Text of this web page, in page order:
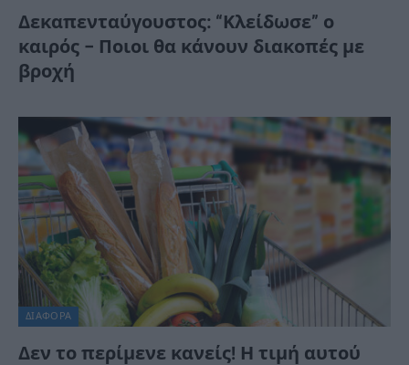
Δεκαπενταύγουστος: “Κλείδωσε” ο
καιρός – Ποιοι θα κάνουν διακοπές με
βροχή
ΔΙΆΦΟΡΑ
Δεν το περίμενε κανείς! Η τιμή αυτού